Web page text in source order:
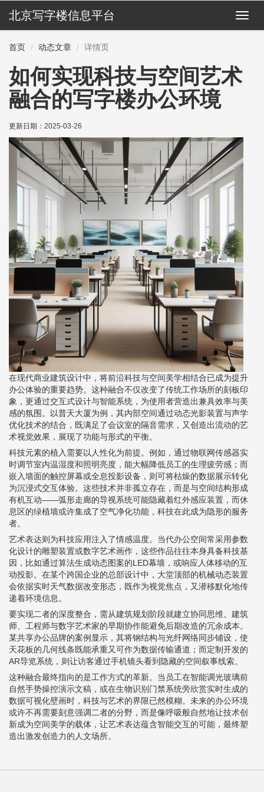
切
换
北京写字楼信息平台
首页 动态文章 详情页
如何实现科技与空间艺术
融合的写字楼办公环境
更新日期： 2025-03-26
在现代商业建筑设计中，将前沿科技与空间美学相结合已成为提升
办公体验的重要趋势。这种融合不仅改变了传统工作场所的刻板印
象，更通过交互式设计与智能系统，为使用者营造出兼具效率与美
感的氛围。以普天大厦为例，其内部空间通过动态光影装置与声学
优化技术的结合，既满足了会议室的隔音需求，又创造出流动的艺
术视觉效果，展现了功能与形式的平衡。
科技元素的植入需要以人性化为前提。例如，通过物联网传感器实
时调节室内温湿度和照明亮度，能大幅降低员工的生理疲劳感；而
嵌入墙面的触控屏幕或全息投影设备，则可将枯燥的数据展示转化
为沉浸式交互体验。这些技术并非孤立存在，而是与空间结构形成
有机互动——弧形走廊的导视系统可能隐藏着红外感应装置，而休
息区的绿植墙或许集成了空气净化功能，科技在此成为隐形的服务
者。
艺术表达则为科技应用注入了情感温度。当代办公空间常采用参数
化设计的雕塑装置或数字艺术画作，这些作品往往本身具备科技基
因，比如通过算法生成动态图案的LED幕墙，或响应人体移动的互
动投影。在某个跨国企业的总部设计中，大堂顶部的机械动态装置
会依据实时天气数据改变形态，既作为视觉焦点，又潜移默化地传
递着环境信息。
要实现二者的深度整合，需从建筑规划阶段就建立协同思维。建筑
师、工程师与数字艺术家的早期协作能避免后期改造的冗余成本。
某共享办公品牌的案例显示，其将钢结构与光纤网络同步铺设，使
天花板的几何线条既能承重又可作为数据传输通道；而定制开发的
AR导览系统，则让访客通过手机镜头看到隐藏的空间叙事线索。
这种融合最终指向的是工作方式的革新。当员工在智能调光玻璃前
自然手势操控演示文稿，或在生物识别门禁系统旁欣赏实时生成的
数据可视化壁画时，科技与艺术的界限已然模糊。未来的办公环境
或许不再需要刻意强调二者的分野，而是像呼吸般自然地让技术创
新成为空间美学的载体，让艺术表达蕴含智能交互的可能，最终塑
造出激发创造力的人文场所。